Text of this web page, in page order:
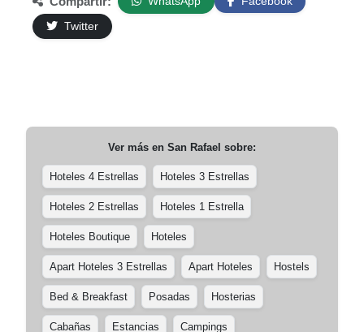
Twitter
Ver más en San Rafael sobre:
Hoteles 4 Estrellas Hoteles 3 Estrellas
Hoteles 2 Estrellas Hoteles 1 Estrella
Hoteles Boutique Hoteles
Apart Hoteles 3 Estrellas Apart Hoteles Hostels
Bed & Breakfast Posadas Hosterias
Cabañas Estancias Campings